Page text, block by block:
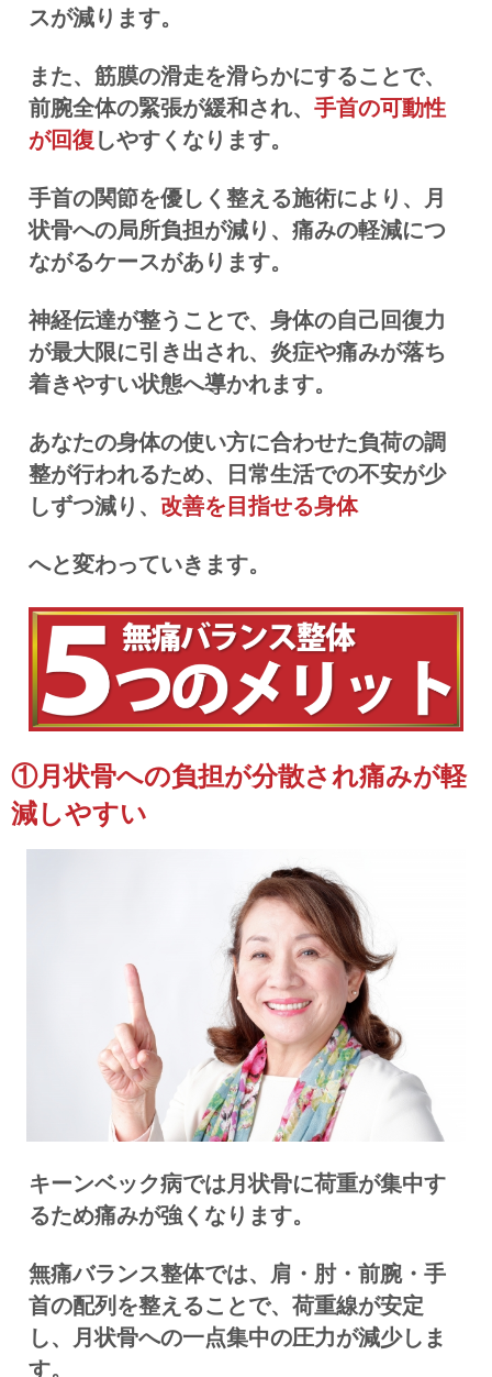
スが減ります。
また、筋膜の滑走を滑らかにすることで、
前腕全体の緊張が緩和され、 手首の可動性
が回復 しやすくなります。
手首の関節を優しく整える施術により、月
状骨への局所負担が減り、痛みの軽減につ
ながるケースがあります。
神経伝達が整うことで、身体の自己回復力
が最大限に引き出され、炎症や痛みが落ち
着きやすい状態へ導かれます。
あなたの身体の使い方に合わせた負荷の調
整が行われるため、日常生活での不安が少
しずつ減り、 改善を目指せる身体
へと変わっていきます。
①月状骨への負担が分散され痛みが軽
減しやすい
キーンベック病では月状骨に荷重が集中す
るため痛みが強くなります。
無痛バランス整体では、肩・肘・前腕・手
首の配列を整えることで、荷重線が安定
し、月状骨への一点集中の圧力が減少しま
す。